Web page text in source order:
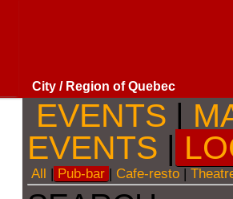
City / Region of Quebec
EVENTS |
EVENTS |
All | Pub-bar | Cafe-resto |